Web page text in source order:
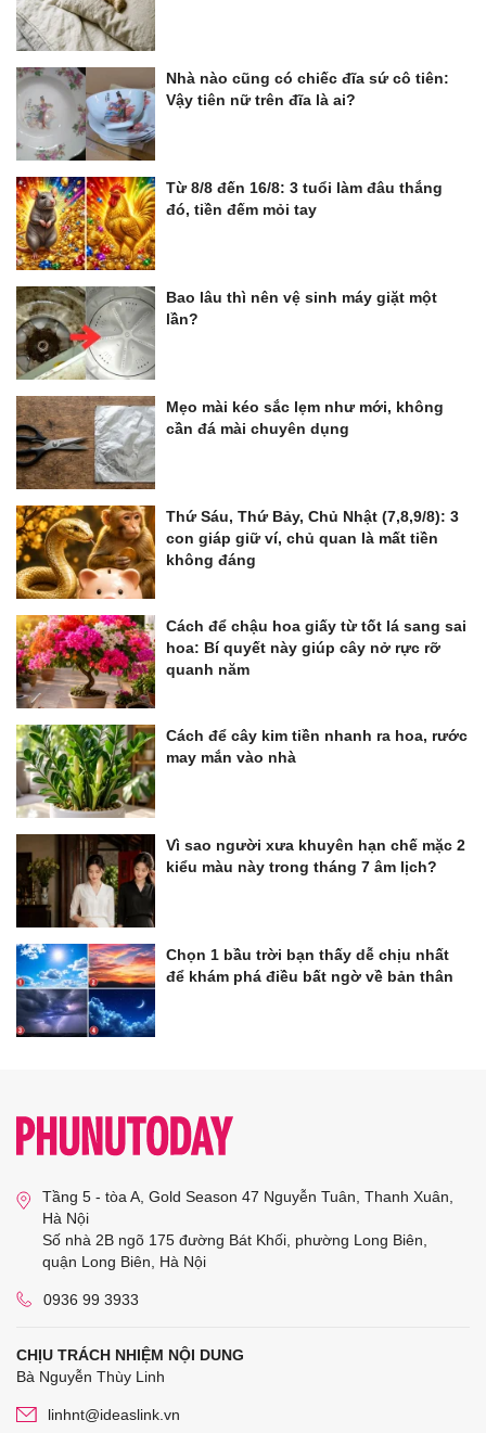
Nhà nào cũng có chiếc đĩa sứ cô tiên:
Vậy tiên nữ trên đĩa là ai?
Từ 8/8 đến 16/8: 3 tuổi làm đâu thắng
đó, tiền đếm mỏi tay
Bao lâu thì nên vệ sinh máy giặt một
lần?
Mẹo mài kéo sắc lẹm như mới, không
cần đá mài chuyên dụng
Thứ Sáu, Thứ Bảy, Chủ Nhật (7,8,9/8): 3
con giáp giữ ví, chủ quan là mất tiền
không đáng
Cách để chậu hoa giấy từ tốt lá sang sai
hoa: Bí quyết này giúp cây nở rực rỡ
quanh năm
Cách để cây kim tiền nhanh ra hoa, rước
may mắn vào nhà
Vì sao người xưa khuyên hạn chế mặc 2
kiểu màu này trong tháng 7 âm lịch?
Chọn 1 bầu trời bạn thấy dễ chịu nhất
để khám phá điều bất ngờ về bản thân
Tầng 5 - tòa A, Gold Season 47 Nguyễn Tuân, Thanh Xuân,
Hà Nội
Số nhà 2B ngõ 175 đường Bát Khối, phường Long Biên,
quận Long Biên, Hà Nội
0936 99 3933
CHỊU TRÁCH NHIỆM NỘI DUNG
Bà Nguyễn Thùy Linh
linhnt@ideaslink.vn